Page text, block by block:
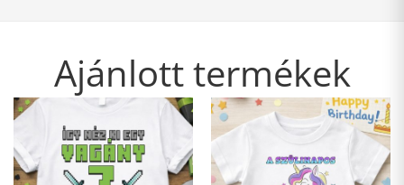
Ajánlott termékek